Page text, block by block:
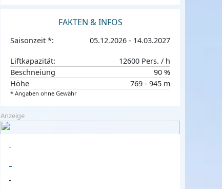
FAKTEN & INFOS
Saisonzeit *: 05.12.2026 - 14.03.2027
Liftkapazität:
12600 Pers. / h
Beschneiung
90 %
Höhe
769 - 945 m
* Angaben ohne Gewähr
Anzeige
-
-
-